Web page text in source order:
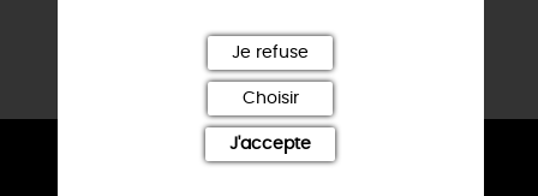
Je refuse
Choisir
J'accepte